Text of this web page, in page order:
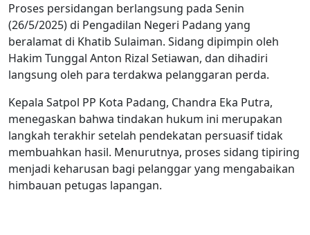
Proses persidangan berlangsung pada Senin
(26/5/2025) di Pengadilan Negeri Padang yang
beralamat di Khatib Sulaiman. Sidang dipimpin oleh
Hakim Tunggal Anton Rizal Setiawan, dan dihadiri
langsung oleh para terdakwa pelanggaran perda.
Kepala Satpol PP Kota Padang, Chandra Eka Putra,
menegaskan bahwa tindakan hukum ini merupakan
langkah terakhir setelah pendekatan persuasif tidak
membuahkan hasil. Menurutnya, proses sidang tipiring
menjadi keharusan bagi pelanggar yang mengabaikan
himbauan petugas lapangan.